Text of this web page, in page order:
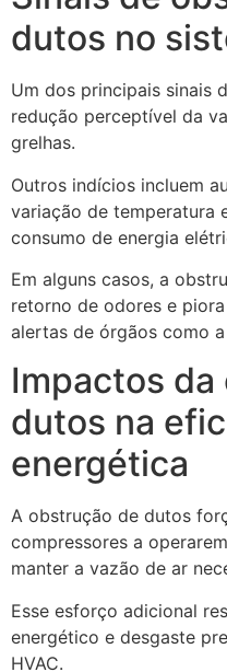
dutos no
Um dos principais sinais
redução perceptível da
grelhas.
Outros indícios incluem
variação de temperatura
consumo de energia
Em alguns casos, a
retorno de odores e
alertas de órgãos como a
Impactos
dutos na
energética
A obstrução de dutos
compressores a
manter a vazão de ar
Esse esforço adicional
energético e desgaste
HVAC.